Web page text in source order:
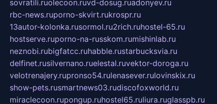
sovratili.ruolecoon.ruvd-dosug.ruadonyev.ru
rbc-news.ruporno-skvirt.rukrospr.ru
13autor-kolonka.rusormol.ru2rich.ruhostel-65.ru
hostserve.ruporno-na-russkom.rumishinlab.ru
neznobi.rubigfatcc.ruhabble.rustarbucksvia.ru
delfinet.rusilvernano.ruelestal.ruvektor-doroga.ru
velotrenajery.rupronso54.rulenasever.rulovinskix.ru
show-pets.rusmartnews03.rudiscofoxworld.ru
miraclecoon.rupongup.ruhostel65.ruliura.ruglasspb.ru